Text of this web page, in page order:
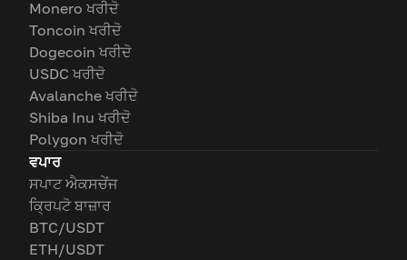
Monero ਖਰੀਦੋ
Toncoin ਖਰੀਦੋ
Dogecoin ਖਰੀਦੋ
USDC ਖਰੀਦੋ
Avalanche ਖਰੀਦੋ
Shiba Inu ਖਰੀਦੋ
Polygon ਖਰੀਦੋ
ਵਪਾਰ
ਸਪਾਟ ਐਕਸਚੇਂਜ
ਕ੍ਰਿਪਟੋ ਬਾਜ਼ਾਰ
BTC/USDT
ETH/USDT